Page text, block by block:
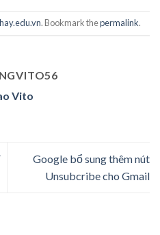
. Bookmark thepermalink.
Vito
Google bổ sung thêm nút
Unsubcribe cho Gmail